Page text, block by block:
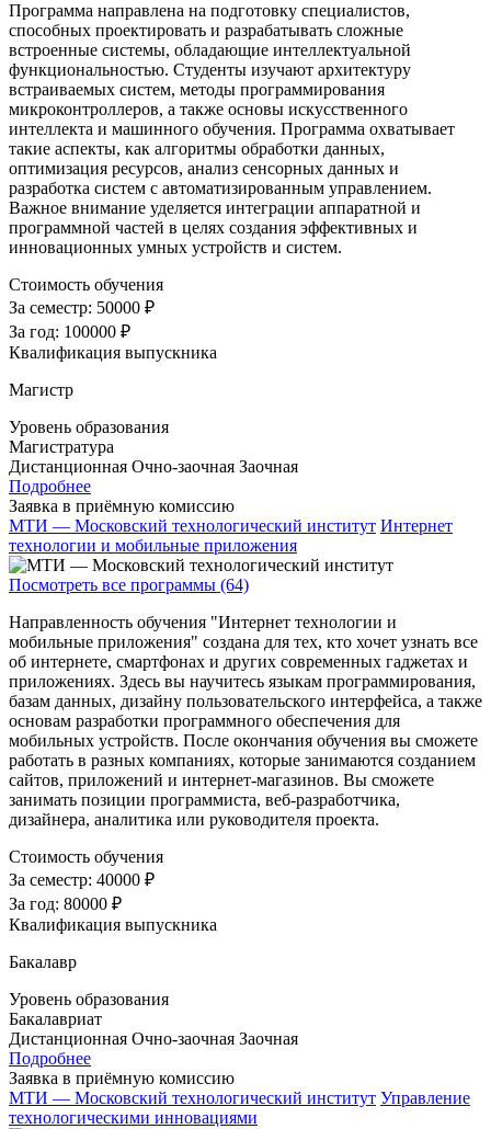
Программа направлена на подготовку специалистов,
способных проектировать и разрабатывать сложные
встроенные системы, обладающие интеллектуальной
функциональностью. Студенты изучают архитектуру
встраиваемых систем, методы программирования
микроконтроллеров, а также основы искусственного
интеллекта и машинного обучения. Программа охватывает
такие аспекты, как алгоритмы обработки данных,
оптимизация ресурсов, анализ сенсорных данных и
разработка систем с автоматизированным управлением.
Важное внимание уделяется интеграции аппаратной и
программной частей в целях создания эффективных и
инновационных умных устройств и систем.
Стоимость обучения
За семестр: 50000 ₽
За год: 100000 ₽
Квалификация выпускника
Магистр
Уровень образования
Магистратура
Дистанционная Очно-заочная Заочная
Подробнее
Заявка в приёмную комиссию
МТИ — Московский технологический институт Интернет
технологии и мобильные приложения
Посмотреть все программы (64)
Направленность обучения "Интернет технологии и
мобильные приложения" создана для тех, кто хочет узнать все
об интернете, смартфонах и других современных гаджетах и
приложениях. Здесь вы научитесь языкам программирования,
базам данных, дизайну пользовательского интерфейса, а также
основам разработки программного обеспечения для
мобильных устройств. После окончания обучения вы сможете
работать в разных компаниях, которые занимаются созданием
сайтов, приложений и интернет-магазинов. Вы сможете
занимать позиции программиста, веб-разработчика,
дизайнера, аналитика или руководителя проекта.
Стоимость обучения
За семестр: 40000 ₽
За год: 80000 ₽
Квалификация выпускника
Бакалавр
Уровень образования
Бакалавриат
Дистанционная Очно-заочная Заочная
Подробнее
Заявка в приёмную комиссию
МТИ — Московский технологический институт Управление
технологическими инновациями